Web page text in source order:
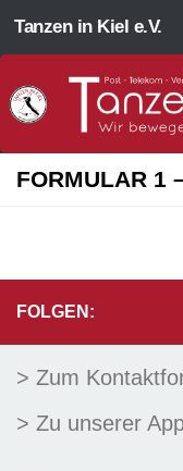
Zum Inhalt springen
Tanzen in Kiel e.V.
FORMULAR 1
FOLGEN:
> Zum
> Zu unserer